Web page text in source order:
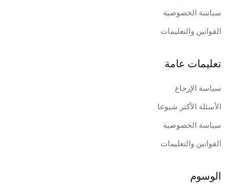
سياسة الخصوصية
القوانين والتعليمات
تعليمات عامة
سياسة الإرجاع
الأسئلة الأكثر شيوعا
سياسة الخصوصية
القوانين والتعليمات
الوسوم